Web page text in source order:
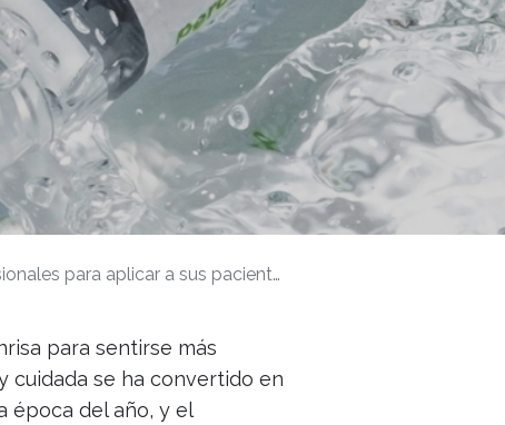
para aplicar a sus pacientes
para sentirse más
cuidada se ha convertido en
época del año, y el